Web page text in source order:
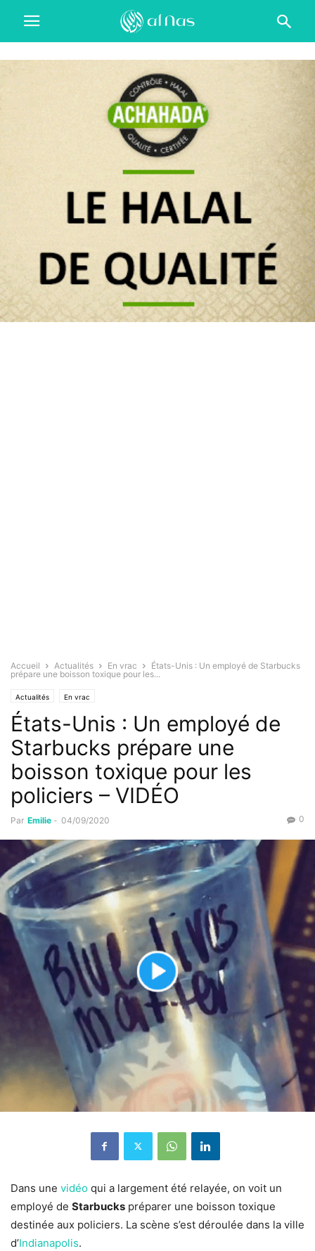
Accueil Actualités En vrac
États-Unis : Un employé de Starbucks
prépare une boisson toxique pour les...
Actualités En vrac
États-Unis : Un employé de
Starbucks prépare une
boisson toxique pour les
policiers – VIDÉO
Par Emilie - 04/09/2020 0
Dans une vidéo qui a largement été relayée, on voit un
employé de Starbucks préparer une boisson toxique
destinée aux policiers. La scène s’est déroulée dans la ville
d’Indianapolis.